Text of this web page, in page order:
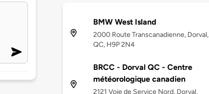
BMW West Island
2000 Route Transcanadienne, Dorval,
QC, H9P 2N4
BRCC - Dorval QC - Centre
météorologique canadien
2121 Voie de Service Nord, Dorval,